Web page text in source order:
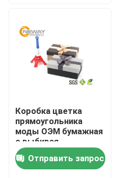
Коробка цветка
прямоугольника
моды ОЭМ бумажная
с выбивая
печатанием
Отправить запрос